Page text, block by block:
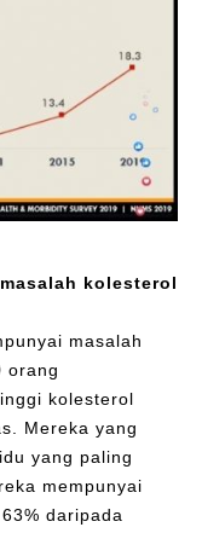
kolesterol
masalah
orang
kolesterol
Mereka yang
yang paling
mempunyai
daripada